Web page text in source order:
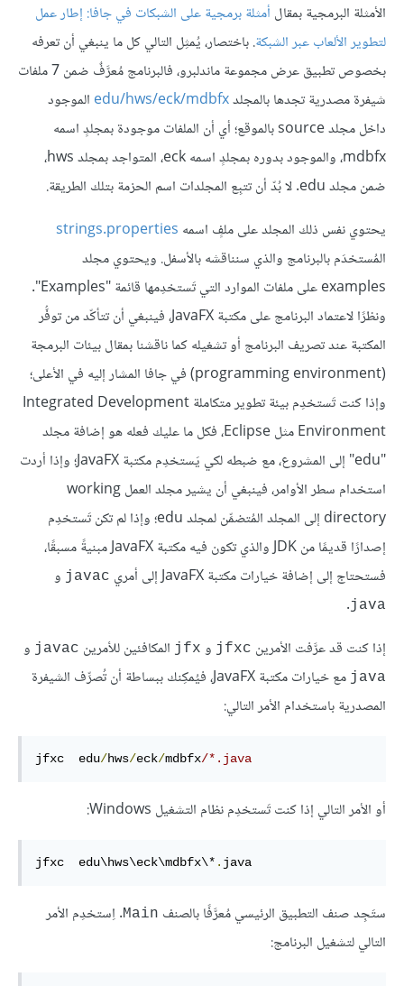
الأمثلة البرمجية بمقال أمثلة برمجية على الشبكات في جافا: إطار عمل
لتطوير الألعاب عبر الشبكة. باختصار، يُمثِل التالي كل ما ينبغي أن تعرفه
بخصوص تطبيق عرض مجموعة ماندلبرو، فالبرنامج مُعرَّفٌ ضمن 7 ملفات
شيفرة مصدرية تجدها بالمجلدedu/hws/eck/mdbfx الموجود
داخل مجلد source بالموقع؛ أي أن الملفات موجودة بمجلدٍ اسمه
mdbfx، والموجود بدوره بمجلدٍ اسمه eck، المتواجد بمجلد hws،
ضمن مجلد edu. لا بُدّ أن تتبِع المجلدات اسم الحزمة بتلك الطريقة.
يحتوي نفس ذلك المجلد على ملفٍ اسمه strings.properties
المُستخدَم بالبرنامج والذي سنناقشه بالأسفل. ويحتوي مجلد
examples على ملفات الموارد التي تَستخدِمها قائمة "Examples".
ونظرًا لاعتماد البرنامج على مكتبة JavaFX، فينبغي أن تتأكّد من توفُّر
المكتبة عند تصريف البرنامج أو تشغيله كما ناقشنا بمقال بيئات البرمجة
(programming environment) في جافا المشار إليه في الأعلى؛
وإذا كنت تَستخدِم بيئة تطوير متكاملة Integrated Development
Environment مثل Eclipse، فكل ما عليك فعله هو إضافة مجلد
"edu" إلى المشروع، مع ضبطه لكي يَستخدِم مكتبة JavaFX؛ وإذا أردت
استخدام سطر الأوامر، فينبغي أن يشير مجلد العمل working
directory إلى المجلد المُتضمِّن لمجلد edu؛ وإذا لم تكن تَستخدِم
إصدارًا قديمًا من JDK والذي تكون فيه مكتبة JavaFX مبنيةً مسبقًا،
فستحتاج إلى إضافة خيارات مكتبة JavaFX إلى أمري
javac و
java
.
إذا كنت قد عرَّفت الأمرين jfxc و jfx المكافئين للأمرين javac و
java
مع خيارات مكتبة JavaFX، فيُمكِنك ببساطة أن تُصرِّف الشيفرة
المصدرية باستخدام الأمر التالي:
jfxc  edu/hws/eck/mdbfx/*.java
أو الأمر التالي إذا كنت تَستخدِم نظام التشغيل Windows:
jfxc  edu\hws\eck\mdbfx\* . java
ستَجِد صنف التطبيق الرئيسي مُعرَّفًا بالصنف Main. اِستخدِم الأمر
التالي لتشغيل البرنامج: